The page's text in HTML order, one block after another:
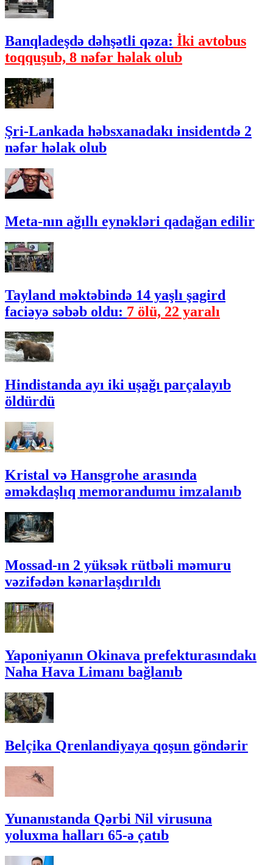
Banqladeşdə dəhşətli qəza: İki avtobus
toqquşub, 8 nəfər həlak olub
Şri-Lankada həbsxanadakı insidentdə 2
nəfər həlak olub
Meta-nın ağıllı eynəkləri qadağan edilir
Tayland məktəbində 14 yaşlı şagird
faciəyə səbəb oldu: 7 ölü, 22 yaralı
Hindistanda ayı iki uşağı parçalayıb
öldürdü
Kristal və Hansgrohe arasında
əməkdaşlıq memorandumu imzalanıb
Mossad-ın 2 yüksək rütbəli məmuru
vəzifədən kənarlaşdırıldı
Yaponiyanın Okinava prefekturasındakı
Naha Hava Limanı bağlanıb
Belçika Qrenlandiyaya qoşun göndərir
Yunanıstanda Qərbi Nil virusuna
yoluxma halları 65-ə çatıb